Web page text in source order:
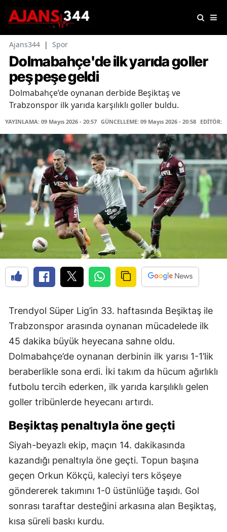
Ajans344 | Spor
Dolmabahçe'de ilk yarıda goller
peş peşe geldi
Dolmabahçe’de oynanan derbide Beşiktaş ve
Trabzonspor ilk yarıda karşılıklı goller buldu.
YAYINLAMA: 09 Mayıs 2026 - 20:57 GÜNCELLEME: 09 Mayıs 2026 - 20:58 EDİTÖR:
Trendyol Süper Lig’in 33. haftasında Beşiktaş ile
Trabzonspor arasında oynanan mücadelede ilk
45 dakika büyük heyecana sahne oldu.
Dolmabahçe’de oynanan derbinin ilk yarısı 1-1’lik
beraberlikle sona erdi. İki takım da hücum ağırlıklı
futbolu tercih ederken, ilk yarıda karşılıklı gelen
goller tribünlerde heyecanı artırdı.
Beşiktaş penaltıyla öne geçti
Siyah-beyazlı ekip, maçın 14. dakikasında
kazandığı penaltıyla öne geçti. Topun başına
geçen Orkun Kökçü, kaleciyi ters köşeye
göndererek takımını 1-0 üstünlüğe taşıdı. Gol
sonrası taraftar desteğini arkasına alan Beşiktaş,
kısa süreli baskı kurdu.